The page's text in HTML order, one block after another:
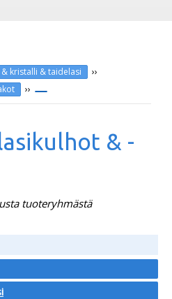
& kristalli & taidelasi ››
››
& -
tuoteryhmästä